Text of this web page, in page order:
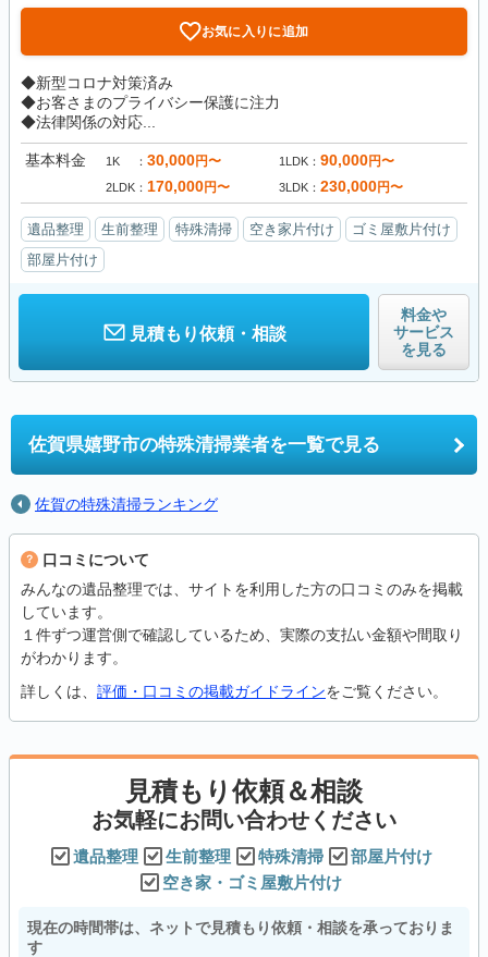
お気に入りに追加
◆新型コロナ対策済み
◆お客さまのプライバシー保護に注力
◆法律関係の対応...
基本料金 1K 30,000円〜 1LDK 90,000円〜
2LDK 170,000円〜 3LDK 230,000円〜
遺品整理 生前整理 特殊清掃 空き家片付け
ゴミ屋敷片付け
部屋片付け
見積もり依頼・相談
料金や
サービス
を見る
佐賀県嬉野市の特殊清掃業者を一覧で見る
佐賀の特殊清掃ランキング
口コミについて
みんなの遺品整理では、サイトを利用した方の口コミのみを掲載
しています。
１件ずつ運営側で確認しているため、実際の支払い金額や間取り
がわかります。
詳しくは、 評価・口コミの掲載ガイドラインをご覧ください。
見積もり依頼＆相談
お気軽にお問い合わせください
遺品整理 生前整理 特殊清掃
部屋片付け
空き家・ゴミ屋敷片付け
現在の時間帯は、ネットで見積もり依頼・相談を承っておりま
す